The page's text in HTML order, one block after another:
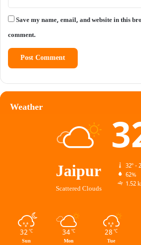
Save my name, email, and website in this
comment.
Weather
Jaipur
Scattered Clouds
32º -
62%
1.52
32 ℃
Sun
34 ℃
Mon
28 ℃
Tue